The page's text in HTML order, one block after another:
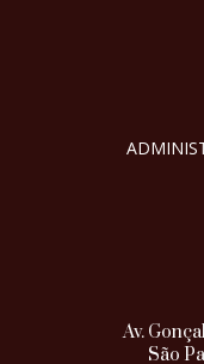
Av.
São